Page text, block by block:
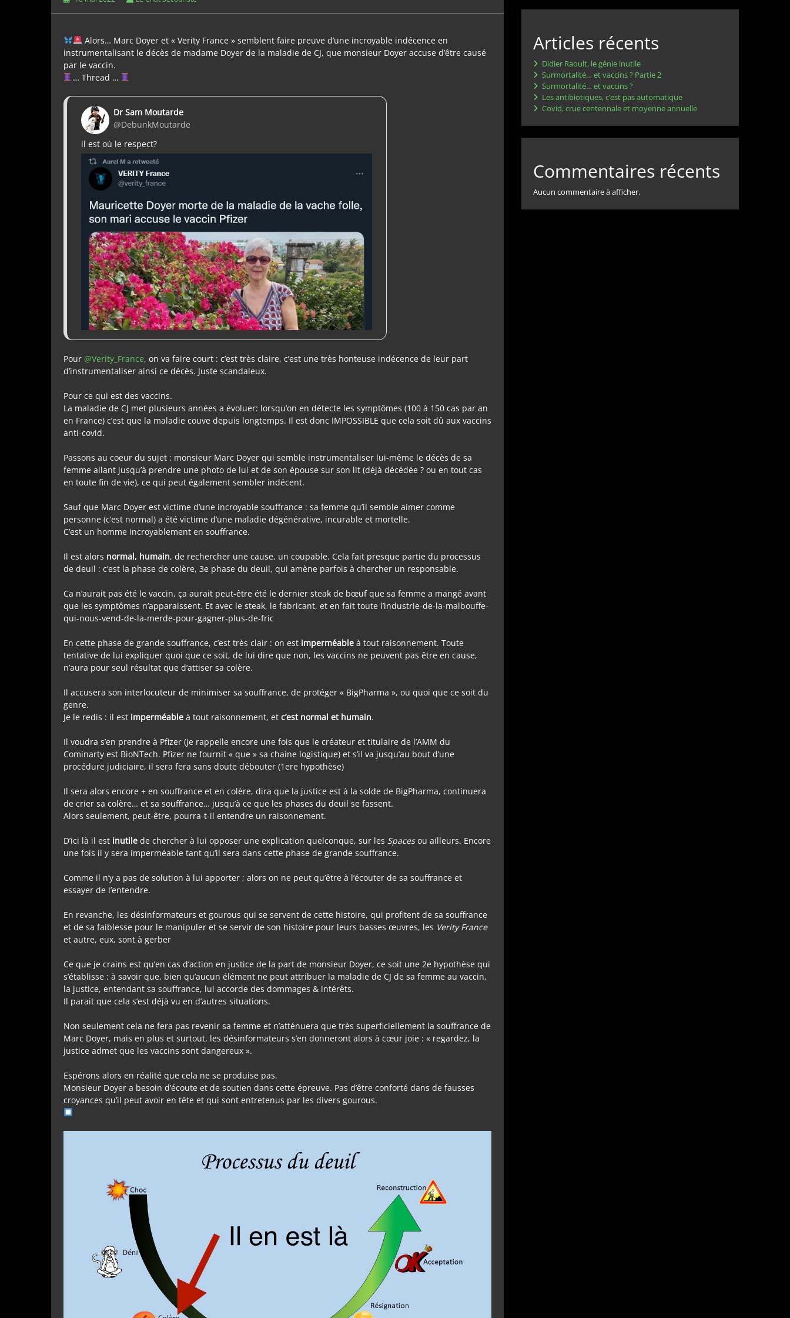
Alors… Marc Doyer et « Verity France » semblent faire preuve d’une incroyable indécence en
instrumentalisant le décès de madame Doyer de la maladie de CJ, que monsieur Doyer accuse d’être causé
par le vaccin.
… Thread …
Dr Sam Moutarde
@DebunkMoutarde
il est où le respect?
Pour @Verity_France, on va faire court : c’est très claire, c’est une très honteuse indécence de leur part
d’instrumentaliser ainsi ce décès. Juste scandaleux.
Pour ce qui est des vaccins.
La maladie de CJ met plusieurs années a évoluer: lorsqu’on en détecte les symptômes (100 à 150 cas par an
en France) c’est que la maladie couve depuis longtemps. Il est donc IMPOSSIBLE que cela soit dû aux vaccins
anti-covid.
Passons au coeur du sujet : monsieur Marc Doyer qui semble instrumentaliser lui-même le décès de sa
femme allant jusqu’à prendre une photo de lui et de son épouse sur son lit (déjà décédée ? ou en tout cas
en toute fin de vie), ce qui peut également sembler indécent.
Sauf que Marc Doyer est victime d’une incroyable souffrance : sa femme qu’il semble aimer comme
personne (c’est normal) a été victime d’une maladie dégénérative, incurable et mortelle.
C’est un homme incroyablement en souffrance.
Il est alors normal, humain, de rechercher une cause, un coupable. Cela fait presque partie du processus
de deuil : c’est la phase de colère, 3e phase du deuil, qui amène parfois à chercher un responsable.
Ca n’aurait pas été le vaccin, ça aurait peut-être été le dernier steak de bœuf que sa femme a mangé avant
que les symptômes n’apparaissent. Et avec le steak, le fabricant, et en fait toute l’industrie-de-la-malbouffe-
qui-nous-vend-de-la-merde-pour-gagner-plus-de-fric
En cette phase de grande souffrance, c’est très clair : on est imperméable à tout raisonnement. Toute
tentative de lui expliquer quoi que ce soit, de lui dire que non, les vaccins ne peuvent pas être en cause,
n’aura pour seul résultat que d’attiser sa colère.
Il accusera son interlocuteur de minimiser sa souffrance, de protéger « BigPharma », ou quoi que ce soit du
genre.
Je le redis : il est imperméable à tout raisonnement, et c’est normal et humain.
Il voudra s’en prendre à Pfizer (je rappelle encore une fois que le créateur et titulaire de l’AMM du
Cominarty est BioNTech. Pfizer ne fournit « que » sa chaine logistique) et s’il va jusqu’au bout d’une
procédure judiciaire, il sera fera sans doute débouter (1ere hypothèse)
Il sera alors encore + en souffrance et en colère, dira que la justice est à la solde de BigPharma, continuera
de crier sa colère… et sa souffrance… jusqu’à ce que les phases du deuil se fassent.
Alors seulement, peut-être, pourra-t-il entendre un raisonnement.
D’ici là il est inutile de chercher à lui opposer une explication quelconque, sur les Spacesou ailleurs. Encore
une fois il y sera imperméable tant qu’il sera dans cette phase de grande souffrance.
Comme il n’y a pas de solution à lui apporter ; alors on ne peut qu’être à l’écouter de sa souffrance et
essayer de l’entendre.
En revanche, les désinformateurs et gourous qui se servent de cette histoire, qui profitent de sa souffrance
et de sa faiblesse pour le manipuler et se servir de son histoire pour leurs basses œuvres, les Verity France
et autre, eux, sont à gerber
Ce que je crains est qu’en cas d’action en justice de la part de monsieur Doyer, ce soit une 2e hypothèse qui
s’établisse : à savoir que, bien qu’aucun élément ne peut attribuer la maladie de CJ de sa femme au vaccin,
la justice, entendant sa souffrance, lui accorde des dommages & intérêts.
Il parait que cela s’est déjà vu en d’autres situations.
Non seulement cela ne fera pas revenir sa femme et n’atténuera que très superficiellement la souffrance de
Marc Doyer, mais en plus et surtout, les désinformateurs s’en donneront alors à cœur joie : « regardez, la
justice admet que les vaccins sont dangereux ».
Espérons alors en réalité que cela ne se produise pas.
Monsieur Doyer a besoin d’écoute et de soutien dans cette épreuve. Pas d’être conforté dans de fausses
croyances qu’il peut avoir en tête et qui sont entretenus par les divers gourous.
Articles récents
Didier Raoult, le génie inutile
Surmortalité… et vaccins ? Partie 2
Surmortalité… et vaccins ?
Les antibiotiques, c’est pas automatique
Covid, crue centennale et moyenne annuelle
Commentaires récents
Aucun commentaire à afficher.